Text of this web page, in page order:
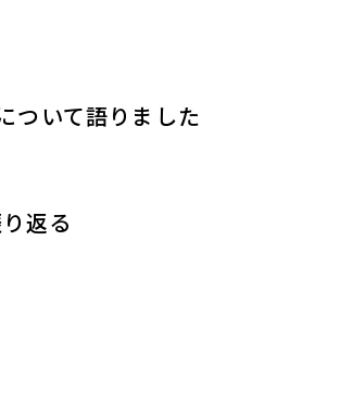
ついて語りました
返る